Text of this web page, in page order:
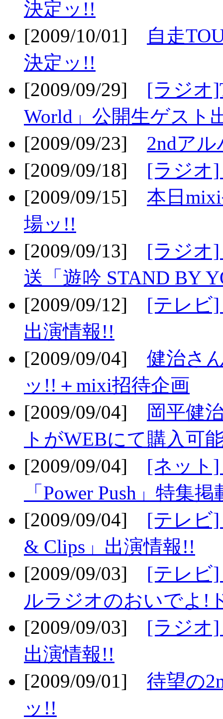
決定ッ!!
[2009/10/01]
自走
決定ッ!!
[2009/09/29] [ラジオ
World」公開生ゲスト
[2009/09/23] 2ndア
[2009/09/18] [ラジオ
[2009/09/15] 本日
場ッ!!
[2009/09/13] [ラジオ]
送「遊吟 STAND BY
[2009/09/12] [テレビ]
出演情報!!
[2009/09/04] 健治さ
ッ!!＋mixi招待企画
[2009/09/04]
岡平健
トがWEBにて購入可
[2009/09/04] [ネット]
「Power Push」特集
[2009/09/04] [テレビ]
& Clips」出演情報!!
[2009/09/03] [テレビ
ルラジオのおいでよ!
[2009/09/03] [ラジオ]
出演情報!!
[2009/09/01] 待望の
ッ!!